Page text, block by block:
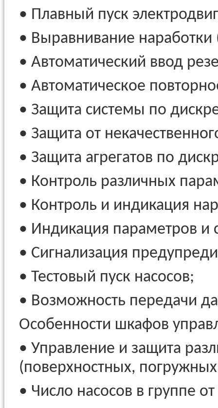
• Плавный пуск
• Выравнивание наработки
• Автоматический ввод
• Автоматическое
• Защита системы по
• Защита от
• Защита агрегатов по
• Контроль различных
• Контроль и индикация
• Индикация параметров и
• Сигнализация
• Тестовый пуск насосов;
• Возможность передачи
Особенности шкафов
• Управление и защита
(поверхностных,
• Число насосов в группе